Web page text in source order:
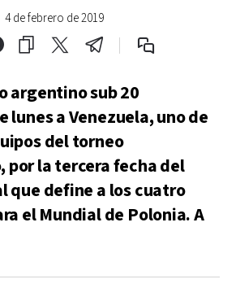
4 de febrero de 2019
argentino sub 20
lunes a Venezuela, uno de
del torneo
por la tercera fecha del
que define a los cuatro
el Mundial de Polonia. A